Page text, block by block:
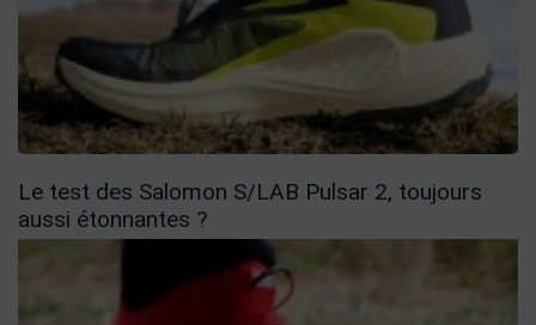
Le test des Salomon S/LAB Pulsar 2, toujours
aussi étonnantes ?